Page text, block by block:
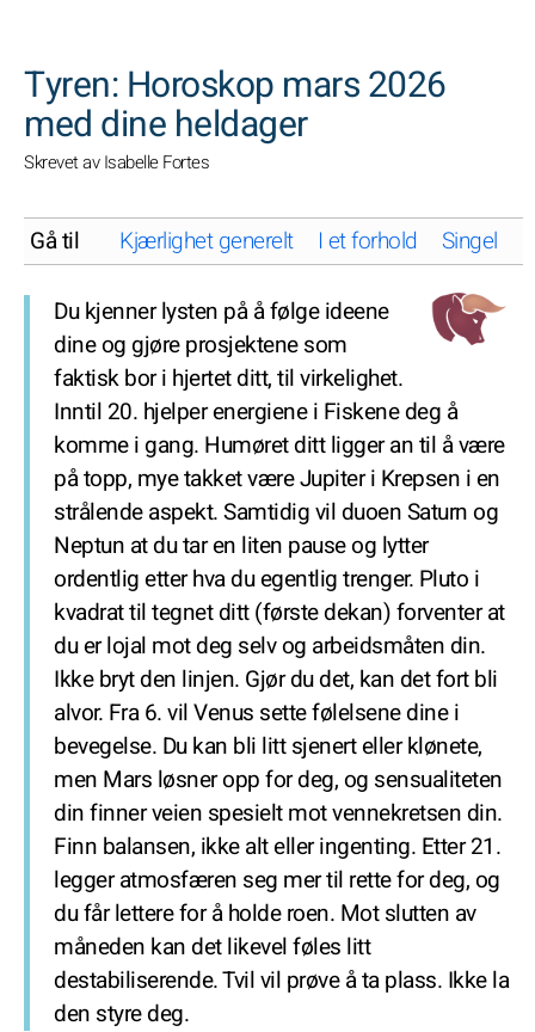
Tyren: Horoskop mars 2026
med dine heldager
Skrevet av Isabelle Fortes
Gå til Kjærlighet generelt I et forhold Singel
Du kjenner lysten på å følge ideene
dine og gjøre prosjektene som
faktisk bor i hjertet ditt, til virkelighet.
Inntil 20. hjelper energiene i Fiskene deg å
komme i gang. Humøret ditt ligger an til å være
på topp, mye takket være Jupiter i Krepsen i en
strålende aspekt. Samtidig vil duoen Saturn og
Neptun at du tar en liten pause og lytter
ordentlig etter hva du egentlig trenger. Pluto i
kvadrat til tegnet ditt (første dekan) forventer at
du er lojal mot deg selv og arbeidsmåten din.
Ikke bryt den linjen. Gjør du det, kan det fort bli
alvor. Fra 6. vil Venus sette følelsene dine i
bevegelse. Du kan bli litt sjenert eller klønete,
men Mars løsner opp for deg, og sensualiteten
din finner veien spesielt mot vennekretsen din.
Finn balansen, ikke alt eller ingenting. Etter 21.
legger atmosfæren seg mer til rette for deg, og
du får lettere for å holde roen. Mot slutten av
måneden kan det likevel føles litt
destabiliserende. Tvil vil prøve å ta plass. Ikke la
den styre deg.